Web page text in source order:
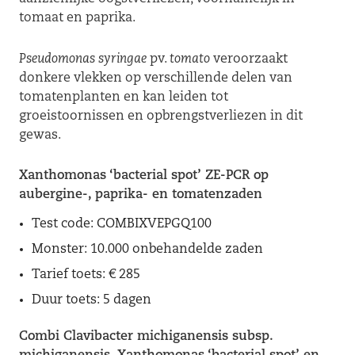
tomaat en paprika.
Pseudomonas syringae pv. tomato veroorzaakt
donkere vlekken op verschillende delen van
tomatenplanten en kan leiden tot
groeistoornissen en opbrengstverliezen in dit
gewas.
Xanthomonas ‘bacterial spot’ ZE-PCR op
aubergine-, paprika- en tomatenzaden
Test code: COMBIXVEPGQ100
Monster: 10.000 onbehandelde zaden
Tarief toets: € 285
Duur toets: 5 dagen
Combi Clavibacter michiganensis subsp.